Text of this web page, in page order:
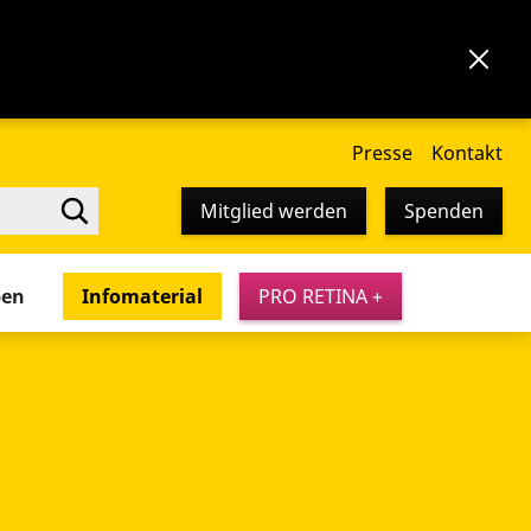
Presse Kontakt
Mitglied werden Spenden
Infomaterial PRO RETINA +